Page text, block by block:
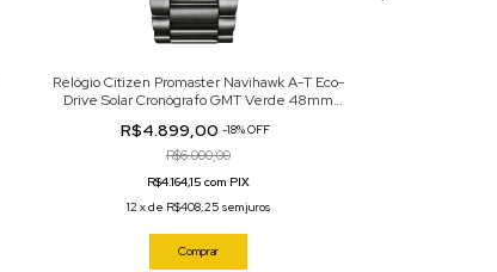
Relógio Citizen Promaster Navihawk A-T Eco-
Drive Solar Cronógrafo GMT Verde 48mm
R$4.899,00-18%OFF
R$6.000,00
R$4.164,15 com PIX
12 xde R$408,25 sem juros
Comprar